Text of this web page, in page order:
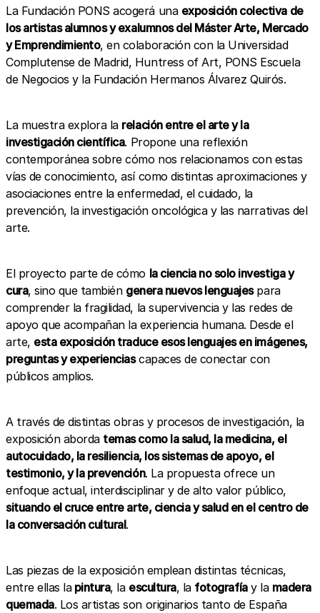
La Fundación PONS acogerá una exposición colectiva de
los artistas alumnos y exalumnos del Máster Arte, Mercado
y Emprendimiento, en colaboración con la Universidad
Complutense de Madrid, Huntress of Art, PONS Escuela
de Negocios y la Fundación Hermanos Álvarez Quirós.
La muestra explora la relación entre el arte y la
investigación científica. Propone una reflexión
contemporánea sobre cómo nos relacionamos con estas
vías de conocimiento, así como distintas aproximaciones y
asociaciones entre la enfermedad, el cuidado, la
prevención, la investigación oncológica y las narrativas del
arte.
El proyecto parte de cómo la ciencia no solo investiga y
cura, sino que también genera nuevos lenguajespara
comprender la fragilidad, la supervivencia y las redes de
apoyo que acompañan la experiencia humana. Desde el
arte, esta exposición traduce esos lenguajes en imágenes,
preguntas y experienciascapaces de conectar con
públicos amplios.
A través de distintas obras y procesos de investigación, la
exposición aborda temas como la salud, la medicina, el
autocuidado, la resiliencia, los sistemas de apoyo, el
testimonio, y la prevención. La propuesta ofrece un
enfoque actual, interdisciplinar y de alto valor público,
situando el cruce entre arte, ciencia y salud en el centro de
la conversación cultural.
Las piezas de la exposición emplean distintas técnicas,
entre ellas lapintura, la escultura, la fotografíay la madera
quemada. Los artistas son originarios tanto de España